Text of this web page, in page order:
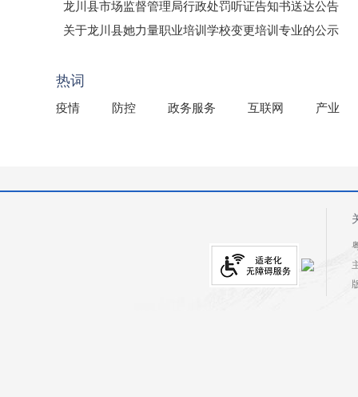
龙川县市场监督管理局行政处罚听证告知书送达公告
（龙市监罚送告〔2026〕71号）
关于龙川县她力量职业培训学校变更培训专业的公示
热词
疫情 防控 政务服务 互联网 产业